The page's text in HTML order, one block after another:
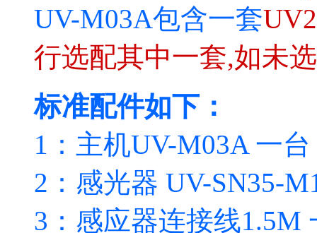
UV-M03A包含一套
行选配其中一套,如未
标准配件如下：
1：主机UV-M03A 一台
2：感光器 UV-SN35-
3：感应器连接线1.5M